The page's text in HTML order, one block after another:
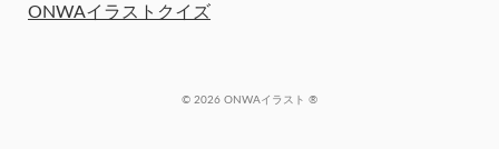
ONWAイラストクイズ
© 2026 ONWAイラスト ®